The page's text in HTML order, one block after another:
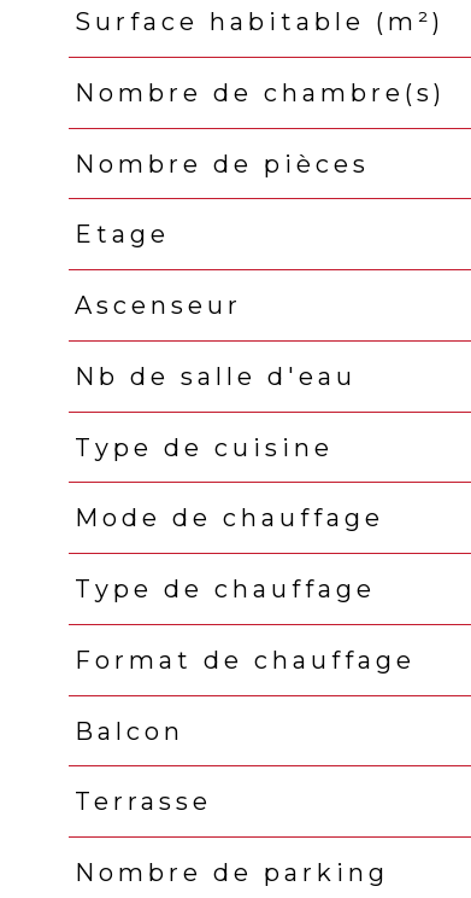
Surface habitable (m²)
Nombre de chambre(s)
Nombre de pièces
Etage
Ascenseur
Nb de salle d'eau
Type de cuisine
Mode de chauffage
Type de chauffage
Format de chauffage
Balcon
Terrasse
Nombre de parking